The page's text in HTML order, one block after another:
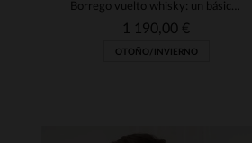
Borrego vuelto whisky: un básico chic y resistente para el invierno.
1 190,00 €
OTOÑO/INVIERNO